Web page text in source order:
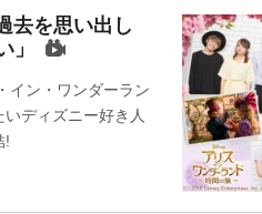
去を思い出し
」
イン・ワンダーラン
ディズニー好き人
!